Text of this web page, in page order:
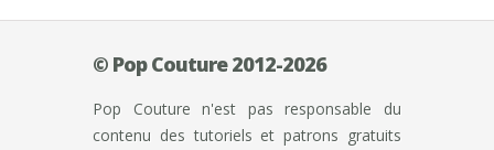
© Pop Couture 2012-2026
Pop Couture n'est pas responsable du
contenu des tutoriels et patrons gratuits